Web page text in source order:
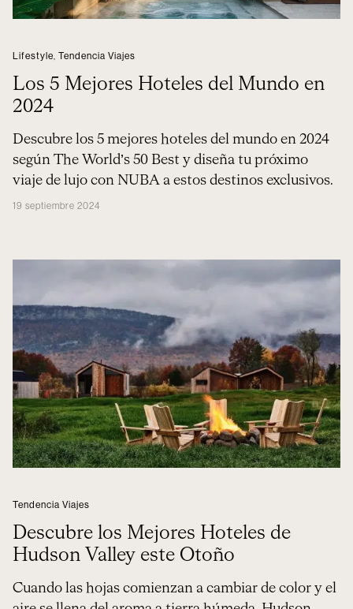
Lifestyle Tendencia Viajes
Los 5 Mejores Hoteles del Mundo en
2024
Descubre los 5 mejores hoteles del mundo en 2024
según The World’s 50 Best y diseña tu próximo
viaje de lujo con NUBA a estos destinos exclusivos.
19 septiembre 2024
Tendencia Viajes
Descubre los Mejores Hoteles de
Hudson Valley este Otoño
Cuando las hojas comienzan a cambiar de color y el